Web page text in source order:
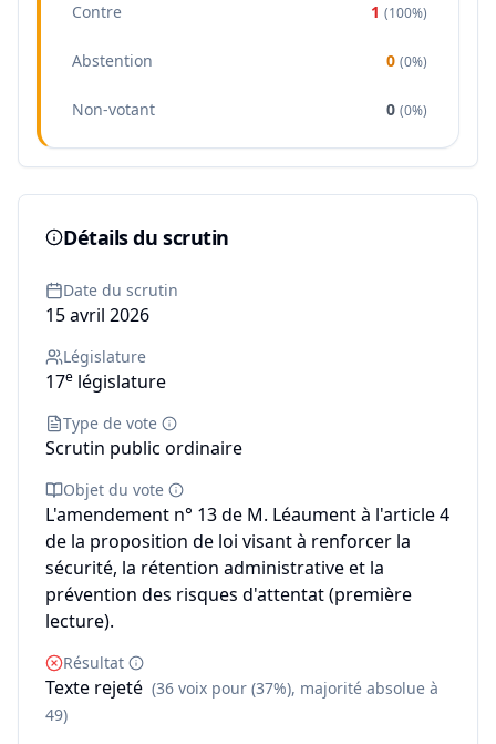
Contre 1 (100%)
Abstention 0 (0%)
Non-votant 0 (0%)
Détails du scrutin
Date du scrutin
15 avril 2026
Législature
17e législature
Type de vote
Scrutin public ordinaire
Objet du vote
L'amendement n° 13 de M. Léaument à l'article 4
de la proposition de loi visant à renforcer la
sécurité, la rétention administrative et la
prévention des risques d'attentat (première
lecture).
Résultat
Texte rejeté (36 voix pour (37%), majorité absolue à
49)